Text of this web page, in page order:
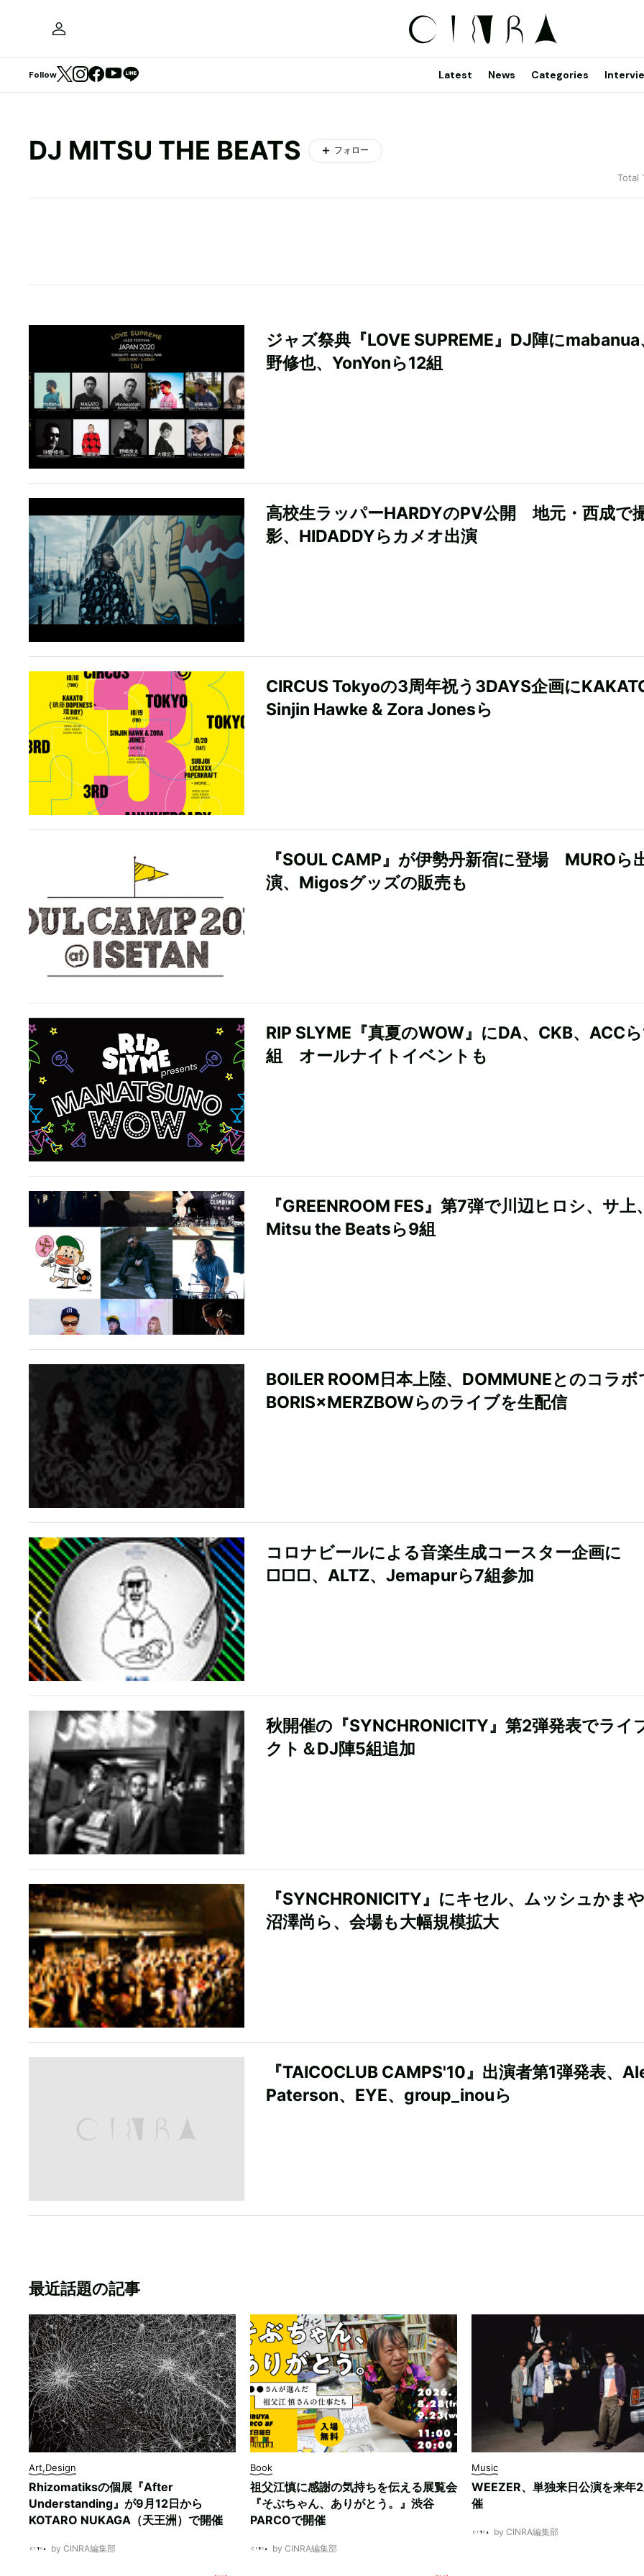
Follow Latest News Categories
DJ MITSU THE BEATS フォロー
Total
ジャズ祭典『LOVE SUPREME』DJ陣にmabanua
野修也、YonYonら12組
高校生ラッパーHARDYのPV公開 地元・西成で
影、HIDADDYらカメオ出演
CIRCUS Tokyoの3周年祝う3DAYS企画に
Sinjin Hawke & Zora Jonesら
『SOUL CAMP』が伊勢丹新宿に登場 MUROら
演、Migosグッズの販売も
RIP SLYME『真夏のWOW』にDA、CKB、ACC
組 オールナイトイベントも
『GREENROOM FES』第7弾で川辺ヒロシ、サ上
Mitsu the Beatsら9組
BOILER ROOM日本上陸、DOMMUNEとのコラボ
BORIS×MERZBOWらのライブを生配信
コロナビールによる音楽生成コースター企画に
□□□、ALTZ、Jemapurら7組参加
秋開催の『SYNCHRONICITY』第2弾発表でライ
クト＆DJ陣5組追加
『SYNCHRONICITY』にキセル、ムッシュかま
沼澤尚ら、会場も大幅規模拡大
『TAICOCLUB CAMPS'10』出演者第1弾発表、
Paterson、EYE、group_inouら
最近話題の記事
Art,Design
Rhizomatiksの個展『After
Understanding』が9月12日から
KOTARO NUKAGA（天王洲）で開催
by CINRA編集部
Book
祖父江慎に感謝の気持ちを伝える展覧会
『そぶちゃん、ありがとう。』渋谷
PARCOで開催
by CINRA編集部
Music
WEEZER、単独来日公演を来年
催
by CINRA編集部